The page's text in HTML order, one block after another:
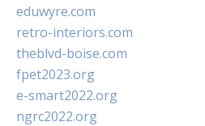
eduwyre.com
retro-interiors.com
theblvd-boise.com
fpet2023.org
e-smart2022.org
ngrc2022.org